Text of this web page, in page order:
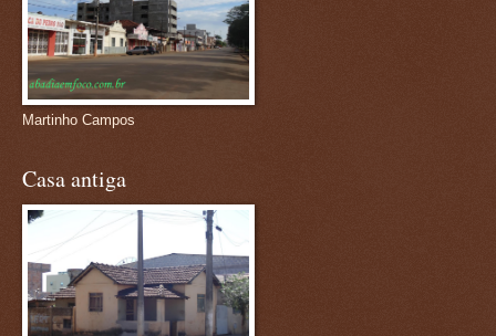
Martinho Campos
Casa antiga